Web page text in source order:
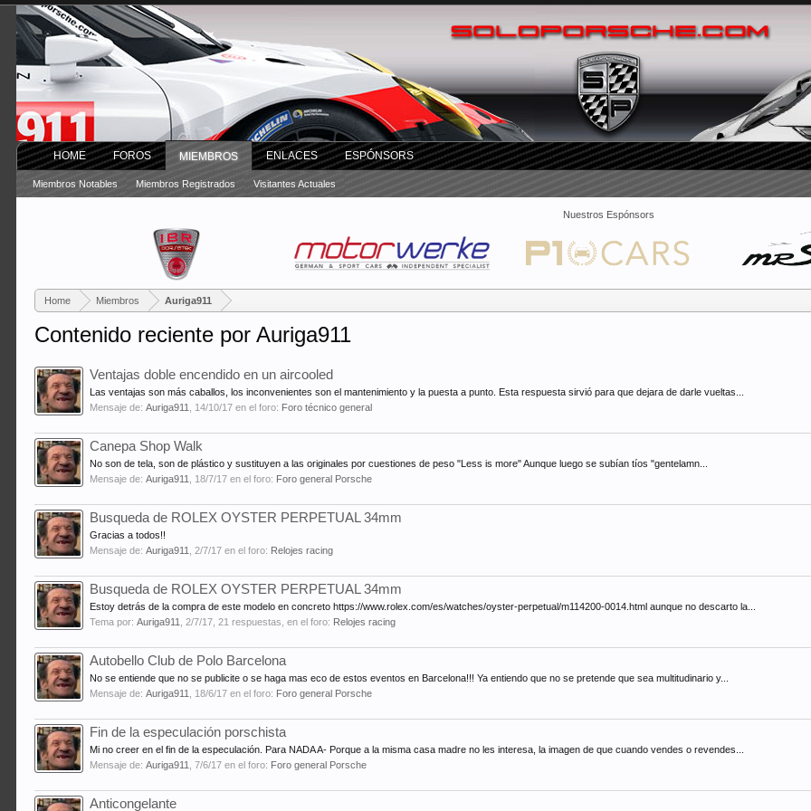
Nuestros Espónsors
Home Miembros Auriga911
Contenido reciente por Auriga911
Ventajas doble encendido en un aircooled
Las ventajas son más caballos, los inconvenientes son el mantenimiento y la puesta a punto. Esta respuesta sirvió para que dejara de darle vueltas...
Mensaje de:Auriga911 14/10/17 en el foro: Foro técnico general
Canepa Shop Walk
No son de tela, son de plástico y sustituyen a las originales por cuestiones de peso "Less is more" Aunque luego se subían tíos "gentelamn...
Mensaje de:Auriga911 18/7/17 en el foro: Foro general Porsche
Busqueda de ROLEX OYSTER PERPETUAL 34mm
Gracias a todos!!
Mensaje de:Auriga911 ,2/7/17 en el foro: Relojes racing
Busqueda de ROLEX OYSTER PERPETUAL 34mm
Estoy detrás de la compra de este modelo en concreto https://www.rolex.com/es/watches/oyster-perpetual/m114200-0014.html aunque no descarto la...
Tema por:Auriga911 ,2/7/17 , 21 respuestas, en el foro: Relojes racing
Autobello Club de Polo Barcelona
No se entiende que no se publicite o se haga mas eco de estos eventos en Barcelona!!! Ya entiendo que no se pretende que sea multitudinario y...
Mensaje de:Auriga911 18/6/17 en el foro: Foro general Porsche
Fin de la especulación porschista
Mi no creer en el fin de la especulación. Para NADA A- Porque a la misma casa madre no les interesa, la imagen de que cuando vendes o revendes...
Mensaje de:Auriga911 ,7/6/17 en el foro: Foro general Porsche
Anticongelante
HOME FOROS MIEMBROS
Miembros Notables Miembros Registrados Visitantes Actuales
ENLACES ESPÓNSORS